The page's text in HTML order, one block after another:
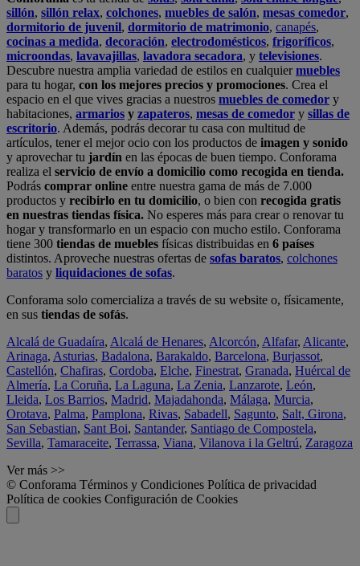
sillón, sillón relax, colchones, muebles de salón, mesas comedor,
dormitorio de juvenil, dormitorio de matrimonio, canapés,
cocinas a medida, decoración, electrodomésticos, frigoríficos,
microondas, lavavajillas, lavadora secadora, y televisiones.
Descubre nuestra amplia variedad de estilos en cualquiermuebles
para tu hogar, con los mejores precios y promociones. Crea el
espacio en el que vives gracias a nuestros muebles de comedor y
habitaciones, armarios y zapateros, mesas de comedor y sillas de
escritorio. Además, podrás decorar tu casa con multitud de
artículos, tener el mejor ocio con los productos de imagen y sonido
y aprovechar tu jardín en las épocas de buen tiempo. Conforama
realiza el servicio de envío a domicilio como recogida en tienda.
Podrás comprar online entre nuestra gama de más de 7.000
productos y recibirlo en tu domicilio, o bien con recogida gratis
en nuestras tiendas física. No esperes más para crear o renovar tu
hogar y transformarlo en un espacio con mucho estilo. Conforama
tiene 300 tiendas de muebles físicas distribuidas en 6 países
distintos. Aproveche nuestras ofertas de sofas baratos, colchones
baratos y liquidaciones de sofas.
Conforama solo comercializa a través de su website o, físicamente,
en sus tiendas de sofás.
Alcalá de Guadaíra, Alcalá de Henares, Alcorcón, Alfafar, Alicante,
Arinaga, Asturias, Badalona, Barakaldo, Barcelona, Burjassot,
Castellón, Chafiras, Cordoba, Elche, Finestrat, Granada, Huércal de
Almería, La Coruña, La Laguna, La Zenia, Lanzarote, León,
Lleida, Los Barrios, Madrid, Majadahonda, Málaga, Murcia,
Orotava, Palma, Pamplona, Rivas, Sabadell, Sagunto, Salt, Girona,
San Sebastian, Sant Boi, Santander, Santiago de Compostela,
Sevilla, Tamaraceite, Terrassa, Viana, Vilanova i la Geltrú, Zaragoza
Ver más >>
© Conforama Términos y Condiciones Política de privacidad
Política de cookies Configuración de Cookies